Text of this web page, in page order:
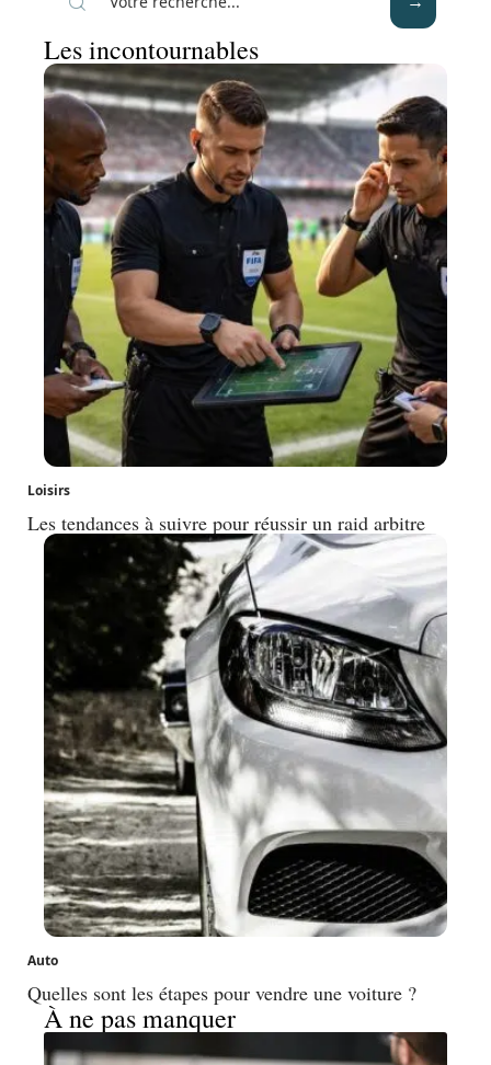
Les incontournables
Loisirs
Les tendances à suivre pour réussir un raid arbitre
Auto
Quelles sont les étapes pour vendre une voiture ?
À ne pas manquer